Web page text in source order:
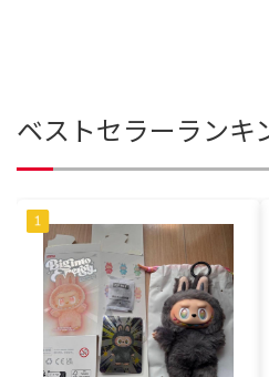
ベストセラーランキ